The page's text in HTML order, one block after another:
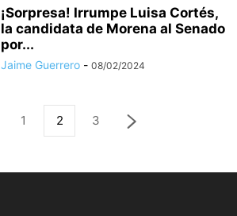
¡Sorpresa! Irrumpe Luisa Cortés,
la candidata de Morena al Senado
por...
Jaime Guerrero - 08/02/2024
1 2 3